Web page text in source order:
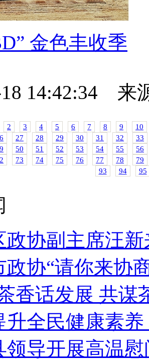
金色丰收季
18 14:42:34 来
2 3 4 5 6 7 8 9
10
27 28 29 30 31 32
33
50 51 52 53 54 55
56
73 74 75 76 77 78
79
93
94 95
政协副主席汪
政协“请你来协
香话发展 共
升全民健康素
领导开展高温